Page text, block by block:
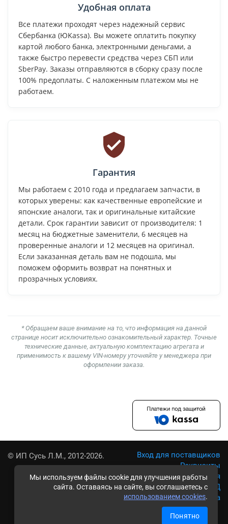
Мы используем файлы cookie для улучшения работы
сайта. Оставаясь на сайте, вы соглашаетесь с
использованием cookies.
Понятно
Удобная оплата
Все платежи проходят через надежный сервис
Сбербанка (ЮKassa). Вы можете оплатить покупку
картой любого банка, электронными деньгами, а
также быстро перевести средства через СБП или
SberPay. Заказы отправляются в сборку сразу после
100% предоплаты. С наложенным платежом мы не
работаем.
Гарантия
Мы работаем с 2010 года и предлагаем запчасти, в
которых уверены: как качественные европейские и
японские аналоги, так и оригинальные китайские
детали. Срок гарантии зависит от производителя: 1
месяц на бюджетные заменители, 6 месяцев на
проверенные аналоги и 12 месяцев на оригинал.
Если заказанная деталь вам не подошла, мы
поможем оформить возврат на понятных и
прозрачных условиях.
* Обращаем ваше внимание на то, что информация на данной
странице носит исключительно ознакомительный характер. Точные
технические данные, актуальную комплектацию агрегата и
применимость к вашему VIN-номеру уточняйте у менеджера при
оформлении заказа.
© ИП Сусь Л.М., 2012-2026.
Вход для поставщиков
Реквизиты
Условия использования
Политика обработки ПД
Карта сайта